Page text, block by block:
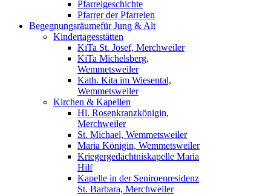
Pfarreigeschichte
Pfarrer der Pfarreien
Begegnungsräumefür Jung & Alt
Kindertagesstätten
KiTa St. Josef, Merchweiler
KiTa Michelsberg,
Wemmetsweiler
Kath. Kita im Wiesental,
Wemmetsweiler
Kirchen & Kapellen
Hl. Rosenkranzkönigin,
Merchweiler
St. Michael, Wemmetsweiler
Maria Königin, Wemmetsweiler
Kriegergedächtniskapelle Maria
Hilf
Kapelle in der Seniroenresidenz
St. Barbara, Merchweiler